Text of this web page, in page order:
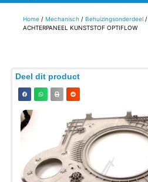
Home/ Mechanisch/ Behuizingsonderdeel/
ACHTERPANEEL KUNSTSTOF OPTIFLOW
Deel dit product